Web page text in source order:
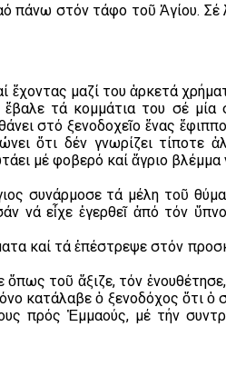
στόν τάφο τοῦ Ἁγίου. Σέ
μαζί του ἀρκετά
τά κομμάτια του σέ μία
στό ξενοδοχεῖο ἕνας
ὅτι δέν γνωρίζει τίποτε
μέ φοβερό καί ἄγριο βλέμμα
συνάρμοσε τά μέλη τοῦ
νά εἶχε ἐγερθεῖ ἀπό τόν
καί τά ἐπέστρεψε στόν
ὅπως τοῦ ἄξιζε, τόν
κατάλαβε ὁ ξενοδόχος ὅτι
πρός Ἐμμαούς, μέ τήν